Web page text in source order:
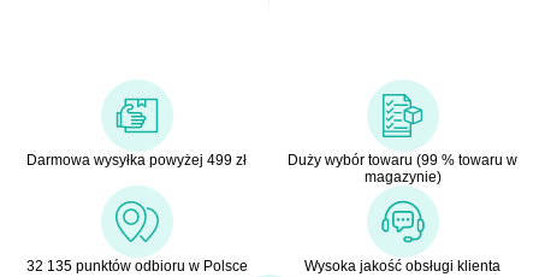
Darmowa wysyłka powyżej 499 zł
Duży wybór towaru (99 % towaru w
magazynie)
32 135 punktów odbioru w Polsce Wysoka jakość obsługi klienta